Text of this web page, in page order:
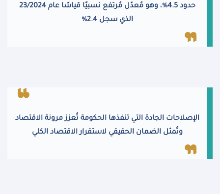
حدود 4.5%، وهو مُعدّل مُرتفع نسبيًا قياسًا عام 23/2024
الذي سجل 2.4%
الإصلاحات الجادة التي تنفذها الحكومة تُعزز مرونة الاقتصاد
وتُمثل الضمان الحقيقي لاستقرار الاقتصاد الكلي